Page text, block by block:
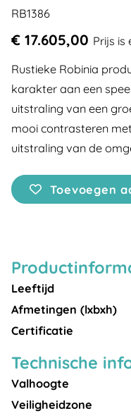
RB1386
€ 17.605,00 Prijs is
Rustieke Robinia
karakter aan een
uitstraling van een
mooi contrasteren
uitstraling van de
Toevoegen
Leeftijd
Afmetingen (lxbxh)
Certificatie
Technische
Valhoogte
Veiligheidzone